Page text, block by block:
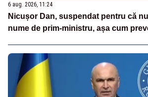
6 aug. 2026, 11:24
Nicușor Dan, suspendat pentru că
nume de prim-ministru, așa cum